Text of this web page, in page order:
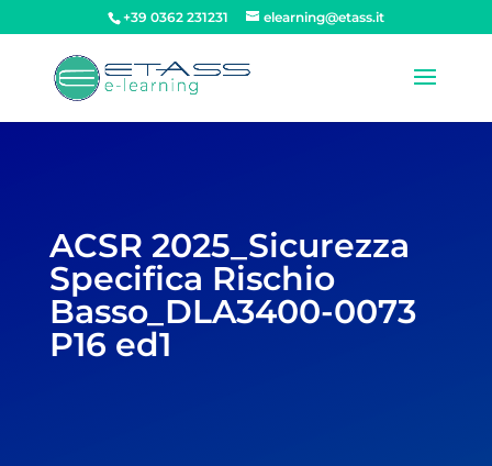
+39 0362 231231 elearning@etass.it
ACSR 2025_Sicurezza
Specifica Rischio
Basso_DLA3400-0073
P16 ed1